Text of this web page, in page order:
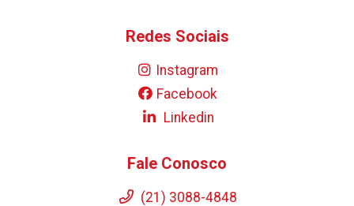
Redes Sociais
Instagram
Facebook
Linkedin
Fale Conosco
(21) 3088-4848